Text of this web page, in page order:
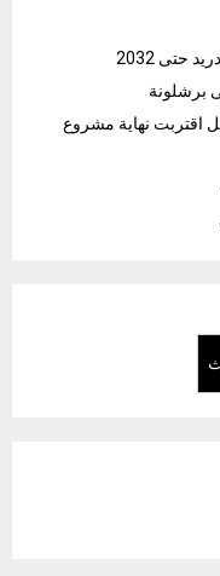
حتى 2032
برشلونة
اقتربت نهاية مشروع